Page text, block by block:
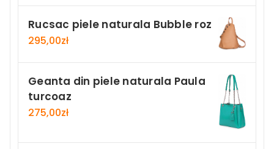
Rucsac piele naturala Bubble roz
295,00zł
Geanta din piele naturala Paula
turcoaz
275,00zł